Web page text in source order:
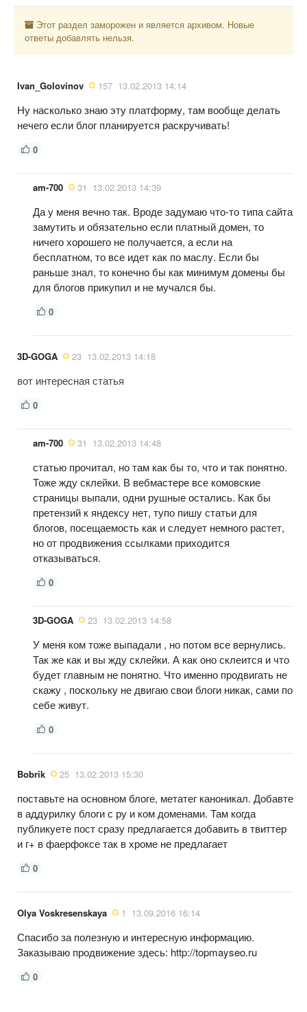
Этот раздел заморожен и является архивом. Новые
ответы добавлять нельзя.
Ivan_Golovinov 157 13.02.2013 14:14
Ну насколько знаю эту платформу, там вообще делать
нечего если блог планируется раскручивать!
0
am-700 31 13.02.2013 14:39
Да у меня вечно так. Вроде задумаю что-то типа сайта
замутить и обязательно если платный домен, то
ничего хорошего не получается, а если на
бесплатном, то все идет как по маслу. Если бы
раньше знал, то конечно бы как минимум домены бы
для блогов прикупил и не мучался бы.
0
3D-GOGA 23 13.02.2013 14:18
вот интересная статья
0
am-700 31 13.02.2013 14:48
статью прочитал, но там как бы то, что и так понятно.
Тоже жду склейки. В вебмастере все комовские
страницы выпали, одни рушные остались. Как бы
претензий к яндексу нет, тупо пишу статьи для
блогов, посещаемость как и следует немного растет,
но от продвижения ссылками приходится
отказываться.
0
3D-GOGA 23 13.02.2013 14:58
У меня ком тоже выпадали , но потом все вернулись.
Так же как и вы жду склейки. А как оно склеится и что
будет главным не понятно. Что именно продвигать не
скажу , поскольку не двигаю свои блоги никак, сами по
себе живут.
0
Bobrik 25 13.02.2013 15:30
поставьте на основном блоге, метатег каноникал. Добавте
в аддурилку блоги с ру и ком доменами. Там когда
публикуете пост сразу предлагается добавить в твиттер
и г+ в фаерфоксе так в хроме не предлагает
0
Olya Voskresenskaya 1 13.09.2016 16:14
Спасибо за полезную и интересную информацию.
Заказываю продвижение здесь: http://topmayseo.ru
0